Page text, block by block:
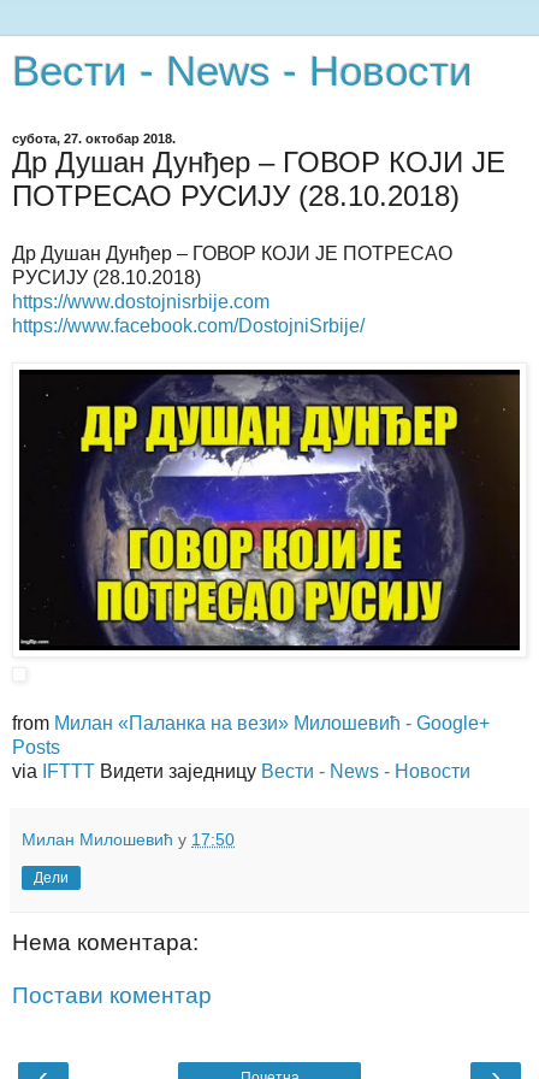
Вести - News - Новости
субота, 27. октобар 2018.
Др Душан Дунђер – ГОВОР КОЈИ ЈЕ
ПОТРЕСАО РУСИЈУ (28.10.2018)
Др Душан Дунђер – ГОВОР КОЈИ ЈЕ ПОТРЕСАО
РУСИЈУ (28.10.2018)
https://www.dostojnisrbije.com
https://www.facebook.com/DostojniSrbije/
from Милан «Паланка на вези» Милошевић - Google+
Posts
via
IFTTT Видети заједницу Вести - News - Новости
Милан Милошевић у 17:50
Дели
Нема коментара:
Постави коментар